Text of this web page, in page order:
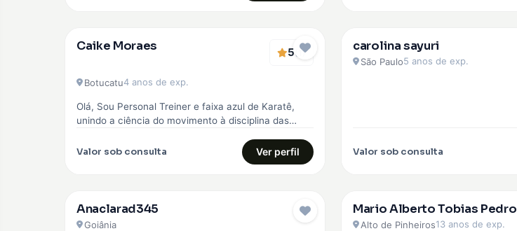
EMBAIXADOR
Caike Moraes 5(1)
Botucatu4 anos de exp.
Olá, Sou Personal Treiner e faixa azul de Karatê,
unindo a ciência do movimento à disciplina das
Valor sob consulta Ver perfil
EMBAIXADOR
carolina sayuri
São Paulo5 anos de exp.
Valor sob consulta
Anaclarad345
Goiânia
Mario Alberto Tobias Pedro
Alto de Pinheiros13 anos de exp.